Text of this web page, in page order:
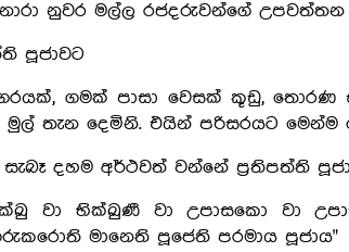
නුවර මල්ල රජදරුවන්ගේ
පූජාවට
ගමක් පාසා වෙසක් කූඩු, තොරණ
තැන දෙමිනි. එයින් පරිසරයට
දහම අර්ථවත් වන්නේ ප්‍රතිපත්ති
වා භික්ඛුණී වා උපාසකො වා
මානෙති පූජෙති පරමාය පූජාය"